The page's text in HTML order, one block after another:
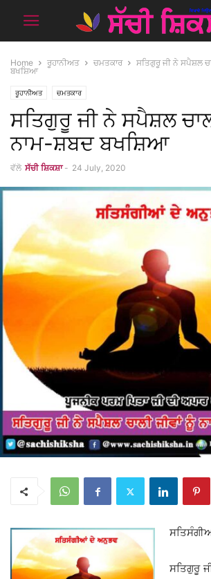
Home ਰੂਹਾਨੀਅਤ ਚਮਤਕਾਰ
ਸਤਿਗੁਰੂ ਜੀ ਨੇ ਸਪੈਸ਼ਲ
ਬਖਸ਼ਿਆ
ਰੂਹਾਨੀਅਤ ਚਮਤਕਾਰ
ਸਤਿਗੁਰੂ ਜੀ ਨੇ ਸਪੈਸ਼ਲ
ਨਾਮ-ਸ਼ਬਦ ਬਖਸ਼ਿਆ
ਵੱਲੋ ਸੱਚੀ ਸ਼ਿਕਸ਼ਾ - 24 July, 2020
ਸਤਿਗੁਰੂ